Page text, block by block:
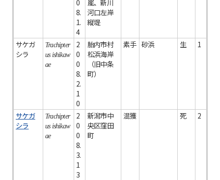
0
8.
1.
4
嵐、新川
河口左岸
縦堤
サケガ
シラ
Trachipter
us ishikaw
ae
2
0
0
8.
2.
1
0
胎内市村
松浜海岸
（旧中条
町）
素手 砂浜 生 1
サケガ
シラ
Trachipter
us ishikaw
ae
2
0
0
8.
3.
1
3
新潟市中
央区窪田
町
混獲 死 2